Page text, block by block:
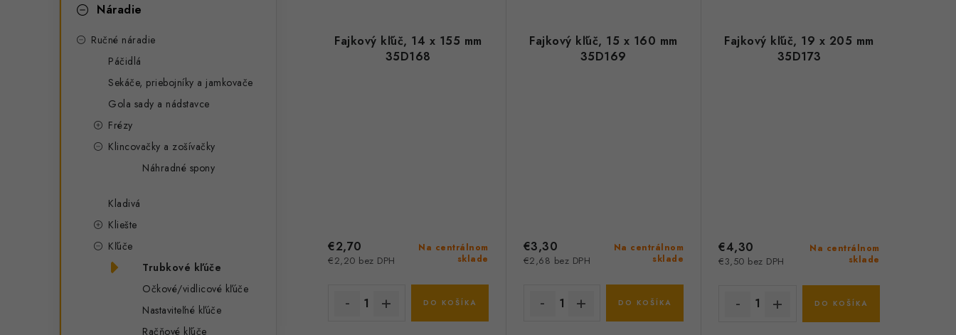
Náradie
Ručné náradie
Páčidlá
Sekáče, priebojníky a jamkovače
Gola sady a nádstavce
Frézy
Klincovačky a zošívačky
Náhradné spony
Kladivá
Kliešte
Kľúče
Trubkové kľúče
Očkové/vidlicové kľúče
Nastaviteľné kľúče
Račňové kľúče
Fajkový kľúč, 14 x 155 mm
35D168
Na centrálnom
sklade
€2,20 bez DPH
€2,70
DO KOŠÍKA
Fajkový kľúč, 15 x 160 mm
35D169
Na centrálnom
sklade
€2,68 bez DPH
€3,30
DO KOŠÍKA
Fajkový kľúč, 19 x 205 mm
35D173
Na centrálnom
sklade
€3,50 bez DPH
€4,30
DO KOŠÍKA